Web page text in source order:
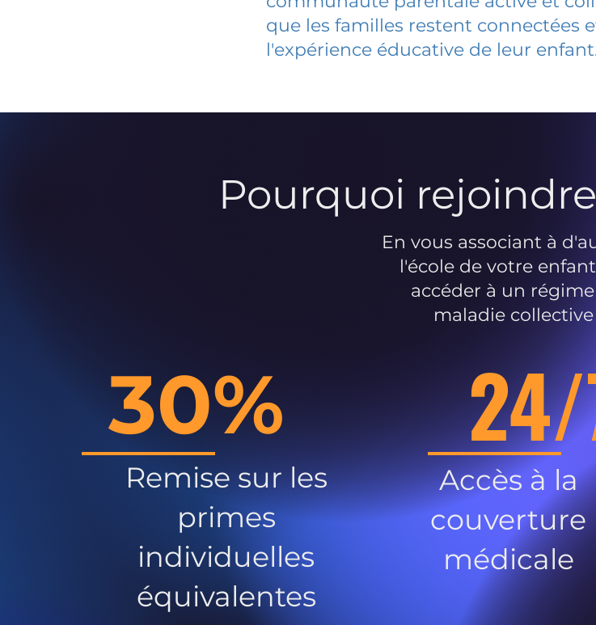
que les familles restent connectées
l'expérience éducative de leur
Pourquoi
En vous associant à
l'école de votre
accéder à un
maladie
30%
Remise sur les
primes
individuelles
équivalentes
Accès à la
couverture
médicale